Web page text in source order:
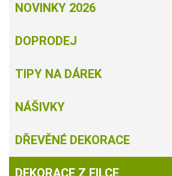
NOVINKY 2026
DOPRODEJ
TIPY NA DÁREK
NÁŠIVKY
DŘEVĚNÉ DEKORACE